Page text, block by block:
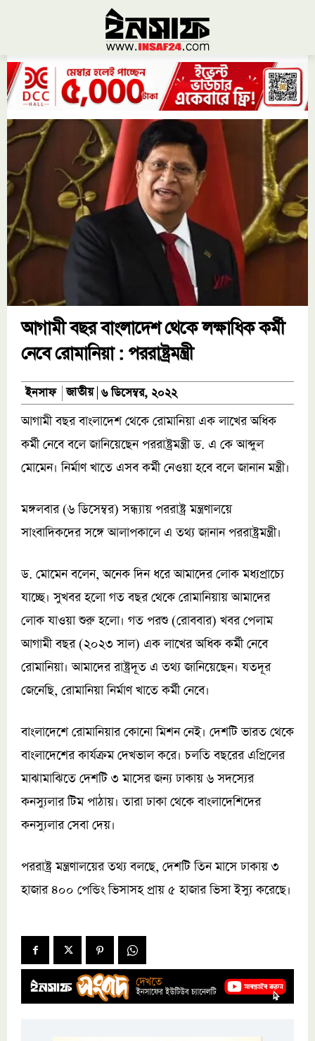
আগামী বছর বাংলাদেশ থেকে লক্ষাধিক কর্মী
নেবে রোমানিয়া : পররাষ্ট্রমন্ত্রী
ইনসাফ জাতীয় ৬ ডিসেম্বর, ২০২২
আগামী বছর বাংলাদেশ থেকে রোমানিয়া এক লাখের অধিক
কর্মী নেবে বলে জানিয়েছেন পররাষ্ট্রমন্ত্রী ড. এ কে আব্দুল
মোমেন। নির্মাণ খাতে এসব কর্মী নেওয়া হবে বলে জানান মন্ত্রী।
মঙ্গলবার (৬ ডিসেম্বর) সন্ধ্যায় পররাষ্ট্র মন্ত্রণালয়ে
সাংবাদিকদের সঙ্গে আলাপকালে এ তথ্য জানান পররাষ্ট্রমন্ত্রী।
ড. মোমেন বলেন, অনেক দিন ধরে আমাদের লোক মধ্যপ্রাচ্যে
যাচ্ছে। সুখবর হলো গত বছর থেকে রোমানিয়ায় আমাদের
লোক যাওয়া শুরু হলো। গত পরশু (রোববার) খবর পেলাম
আগামী বছর (২০২৩ সাল) এক লাখের অধিক কর্মী নেবে
রোমানিয়া। আমাদের রাষ্ট্রদূত এ তথ্য জানিয়েছেন। যতদূর
জেনেছি, রোমানিয়া নির্মাণ খাতে কর্মী নেবে।
বাংলাদেশে রোমানিয়ার কোনো মিশন নেই। দেশটি ভারত থেকে
বাংলাদেশের কার্যক্রম দেখভাল করে। চলতি বছরের এপ্রিলের
মাঝামাঝিতে দেশটি ৩ মাসের জন্য ঢাকায় ৬ সদস্যের
কনস্যুলার টিম পাঠায়। তারা ঢাকা থেকে বাংলাদেশিদের
কনস্যুলার সেবা দেয়।
পররাষ্ট্র মন্ত্রণালয়ের তথ্য বলছে, দেশটি তিন মাসে ঢাকায় ৩
হাজার ৪০০ পেন্ডিং ভিসাসহ প্রায় ৫ হাজার ভিসা ইস্যু করেছে।